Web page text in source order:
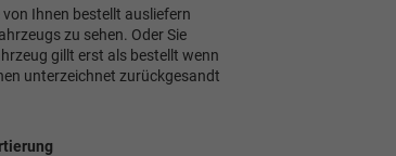
Ihnen bestellt ausliefern
zu sehen. Oder Sie
gillt erst als bestellt wenn
unterzeichnet zurückgesandt